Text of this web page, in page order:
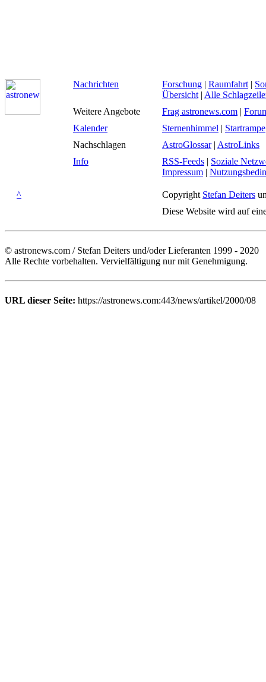
Nachrichten Forschung | Raumfahrt |
Übersicht | Alle
Weitere Angebote
Frag astronews.com |
Kalender
Sternenhimmel | Startrampe
Nachschlagen
AstroGlossar| AstroLinks
Info
RSS-Feeds | Soziale
Impressum |
^ Copyright Stefan Deiters
Diese Website wird auf
© astronews.com / Stefan Deiters und/oder Lieferanten 1999 - 2020
Alle Rechte vorbehalten. Vervielfältigung nur mit Genehmigung.
URL dieser Seite: https://astronews.com:443/news/artikel/2000/08